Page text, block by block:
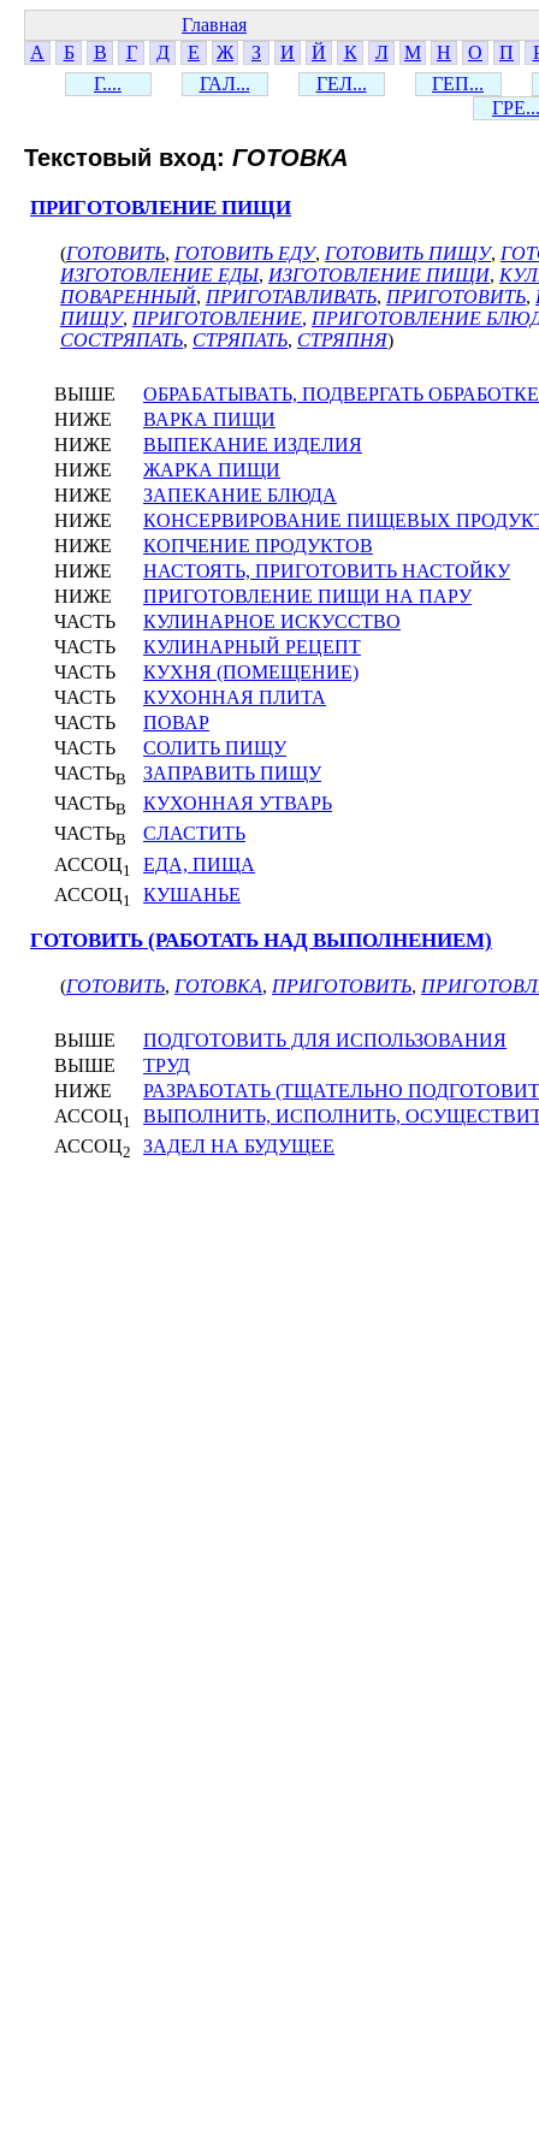
Главная
А
Б В Г Д Е Ж З И Й К Л М Н О П
Г....
ГАЛ... ГЕЛ...
ГЕП...
ГРЕ...
Текстовый вход: ГОТОВКА
ПРИГОТОВЛЕНИЕ ПИЩИ
(ГОТОВИТЬ, ГОТОВИТЬ ЕДУ, ГОТОВИТЬ ПИЩУ,
ИЗГОТОВЛЕНИЕ ЕДЫ, ИЗГОТОВЛЕНИЕ ПИЩИ,
ПОВАРЕННЫЙ, ПРИГОТАВЛИВАТЬ, ПРИГОТОВИТЬ,
ПИЩУ, ПРИГОТОВЛЕНИЕ, ПРИГОТОВЛЕНИЕ
СОСТРЯПАТЬ, СТРЯПАТЬ, СТРЯПНЯ)
ВЫШЕ
ОБРАБАТЫВАТЬ, ПОДВЕРГАТЬ ОБРАБОТКЕ
НИЖЕ
ВАРКА ПИЩИ
НИЖЕ
ВЫПЕКАНИЕ ИЗДЕЛИЯ
НИЖЕ
ЖАРКА ПИЩИ
НИЖЕ
ЗАПЕКАНИЕ БЛЮДА
НИЖЕ
КОНСЕРВИРОВАНИЕ ПИЩЕВЫХ
НИЖЕ
КОПЧЕНИЕ ПРОДУКТОВ
НИЖЕ
НАСТОЯТЬ, ПРИГОТОВИТЬ НАСТОЙКУ
НИЖЕ
ПРИГОТОВЛЕНИЕ ПИЩИ НА ПАРУ
ЧАСТЬ
КУЛИНАРНОЕ ИСКУССТВО
ЧАСТЬ
КУЛИНАРНЫЙ РЕЦЕПТ
ЧАСТЬ
КУХНЯ (ПОМЕЩЕНИЕ)
ЧАСТЬ
КУХОННАЯ ПЛИТА
ЧАСТЬ
ПОВАР
ЧАСТЬ
СОЛИТЬ ПИЩУ
ЧАСТЬВ
ЗАПРАВИТЬ ПИЩУ
ЧАСТЬВ
КУХОННАЯ УТВАРЬ
ЧАСТЬВ
СЛАСТИТЬ
АССОЦ1
ЕДА, ПИЩА
АССОЦ1 КУШАНЬЕ
ГОТОВИТЬ (РАБОТАТЬ НАД ВЫПОЛНЕНИЕМ)
(ГОТОВИТЬ, ГОТОВКА, ПРИГОТОВИТЬ,
ВЫШЕ
ПОДГОТОВИТЬ ДЛЯ ИСПОЛЬЗОВАНИЯ
ВЫШЕ
ТРУД
НИЖЕ
РАЗРАБОТАТЬ (ТЩАТЕЛЬНО
АССОЦ1
ВЫПОЛНИТЬ, ИСПОЛНИТЬ,
АССОЦ2 ЗАДЕЛ НА БУДУЩЕЕ